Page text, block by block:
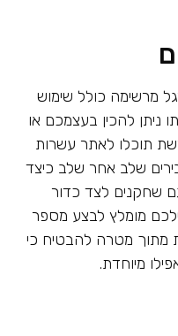
מרשימה כולל שימוש
ניתן להכין בעצמכם או
תוכלו לאתר עשרות
שלב אחר שלב כיצד
שחקנים לצד כדור
מומלץ לבצע מספר
מתוך מטרה להבטיח כי
מיוחדת.